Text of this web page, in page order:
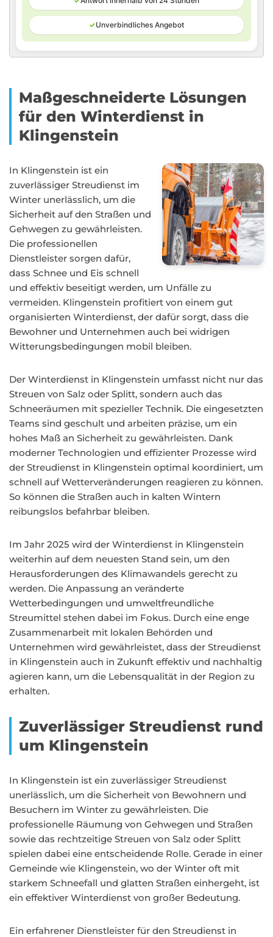
✓Unverbindliches Angebot
Maßgeschneiderte Lösungen
für den Winterdienst in
Klingenstein
In Klingenstein ist ein
zuverlässiger Streudienst im
Winter unerlässlich, um die
Sicherheit auf den Straßen und
Gehwegen zu gewährleisten.
Die professionellen
Dienstleister sorgen dafür,
dass Schnee und Eis schnell
und effektiv beseitigt werden, um Unfälle zu
vermeiden. Klingenstein profitiert von einem gut
organisierten Winterdienst, der dafür sorgt, dass die
Bewohner und Unternehmen auch bei widrigen
Witterungsbedingungen mobil bleiben.
Der Winterdienst in Klingenstein umfasst nicht nur das
Streuen von Salz oder Splitt, sondern auch das
Schneeräumen mit spezieller Technik. Die eingesetzten
Teams sind geschult und arbeiten präzise, um ein
hohes Maß an Sicherheit zu gewährleisten. Dank
moderner Technologien und effizienter Prozesse wird
der Streudienst in Klingenstein optimal koordiniert, um
schnell auf Wetterveränderungen reagieren zu können.
So können die Straßen auch in kalten Wintern
reibungslos befahrbar bleiben.
Im Jahr 2025 wird der Winterdienst in Klingenstein
weiterhin auf dem neuesten Stand sein, um den
Herausforderungen des Klimawandels gerecht zu
werden. Die Anpassung an veränderte
Wetterbedingungen und umweltfreundliche
Streumittel stehen dabei im Fokus. Durch eine enge
Zusammenarbeit mit lokalen Behörden und
Unternehmen wird gewährleistet, dass der Streudienst
in Klingenstein auch in Zukunft effektiv und nachhaltig
agieren kann, um die Lebensqualität in der Region zu
erhalten.
Zuverlässiger Streudienst rund
um Klingenstein
In Klingenstein ist ein zuverlässiger Streudienst
unerlässlich, um die Sicherheit von Bewohnern und
Besuchern im Winter zu gewährleisten. Die
professionelle Räumung von Gehwegen und Straßen
sowie das rechtzeitige Streuen von Salz oder Splitt
spielen dabei eine entscheidende Rolle. Gerade in einer
Gemeinde wie Klingenstein, wo der Winter oft mit
starkem Schneefall und glatten Straßen einhergeht, ist
ein effektiver Winterdienst von großer Bedeutung.
Ein erfahrener Dienstleister für den Streudienst in